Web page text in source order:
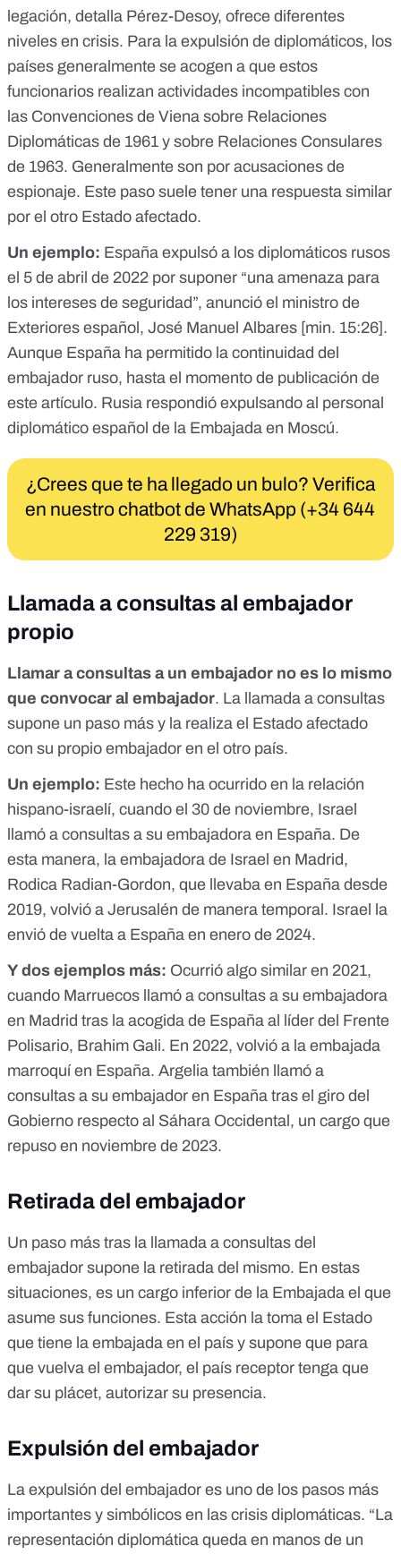
legación, detalla Pérez-Desoy, ofrece diferentes
niveles en crisis. Para la expulsión de diplomáticos, los
países generalmente se acogen a que estos
funcionarios realizan actividades incompatibles con
las Convenciones de Viena sobre Relaciones
Diplomáticas de 1961 y sobre Relaciones Consulares
de 1963. Generalmente son por acusaciones de
espionaje. Este paso suele tener una respuesta similar
por el otro Estado afectado.
Un ejemplo: España expulsó a los diplomáticos rusos
el 5 de abril de 2022 por suponer “una amenaza para
los intereses de seguridad”, anunció el ministro de
Exteriores español, José Manuel Albares [min. 15:26].
Aunque España ha permitido la continuidad del
embajador ruso, hasta el momento de publicación de
este artículo. Rusia respondió expulsando al personal
diplomático español de la Embajada en Moscú.
¿Crees que te ha llegado un bulo? Verifica
en nuestro chatbot de WhatsApp (+34 644
229 319)
Llamada a consultas al embajador
propio
Llamar a consultas a un embajador no es lo mismo
que convocar al embajador. La llamada a consultas
supone un paso más y la realiza el Estado afectado
con su propio embajador en el otro país.
Un ejemplo: Este hecho ha ocurrido en la relación
hispano-israelí, cuando el 30 de noviembre, Israel
llamó a consultas a su embajadora en España. De
esta manera, la embajadora de Israel en Madrid,
Rodica Radian-Gordon, que llevaba en España desde
2019, volvió a Jerusalén de manera temporal. Israel la
envió de vuelta a España en enero de 2024.
Y dos ejemplos más: Ocurrió algo similar en 2021,
cuando Marruecos llamó a consultas a su embajadora
en Madrid tras la acogida de España al líder del Frente
Polisario, Brahim Gali. En 2022, volvió a la embajada
marroquíen España. Argelia también llamó a
consultas a su embajador en España tras el giro del
Gobierno respecto al Sáhara Occidental , un cargo que
repuso en noviembre de 2023.
Retirada del embajador
Un paso más tras la llamada a consultas del
embajador supone la retirada del mismo. En estas
situaciones, es un cargo inferior de la Embajada el que
asume sus funciones. Esta acción la toma el Estado
que tiene la embajada en el país y supone que para
que vuelva el embajador, el país receptor tenga que
dar su plácet, autorizar su presencia.
Expulsión del embajador
La expulsión del embajador es uno de los pasos más
importantes y simbólicos en las crisis diplomáticas. “La
representación diplomática queda en manos de un